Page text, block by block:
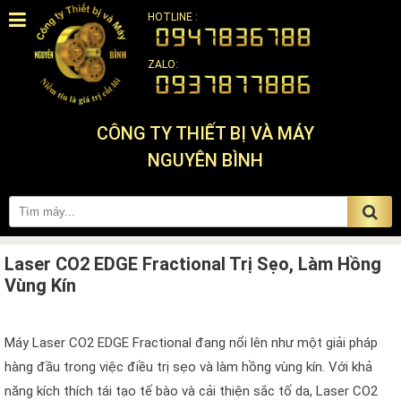
CÔNG TY THIẾT BỊ VÀ MÁY
NGUYÊN BÌNH
HOTLINE :
ZALO:
Laser CO2 EDGE Fractional Trị Sẹo, Làm Hồng
Vùng Kín
Máy Laser CO2 EDGE Fractional đang nổi lên như một giải pháp
hàng đầu trong việc điều trị sẹo và làm hồng vùng kín. Với khả
năng kích thích tái tạo tế bào và cải thiện sắc tố da, Laser CO2